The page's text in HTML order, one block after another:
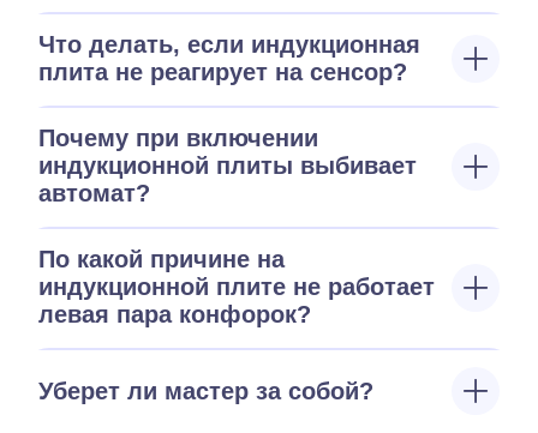
Что делать, если индукционная
плита не реагирует на сенсор?
Почему при включении
индукционной плиты выбивает
автомат?
По какой причине на
индукционной плите не работает
левая пара конфорок?
Уберет ли мастер за собой?